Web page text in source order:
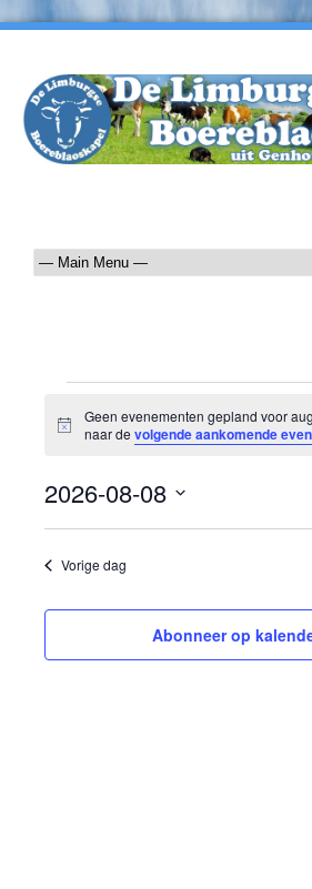
Evenementen
in
augustus
8,
2026
Bericht
Geen evenementen gepland voor
naar devolgende aankomende
2026-08-08
datum.
Vorige dag
Abonneer op